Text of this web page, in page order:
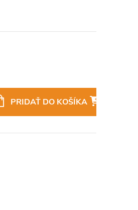
PRIDAŤ DO KOŠÍKA